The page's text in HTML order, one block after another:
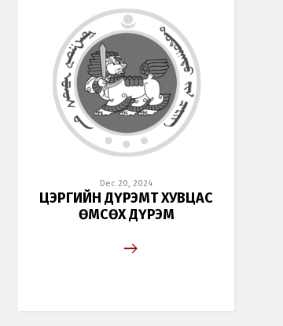
Dec 20, 2024
ЦЭРГИЙН ДҮРЭМТ ХУВЦАС
ӨМСӨХ ДҮРЭМ